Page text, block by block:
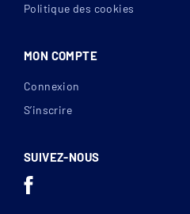
Politique des cookies
MON COMPTE
Connexion
S’inscrire
SUIVEZ-NOUS